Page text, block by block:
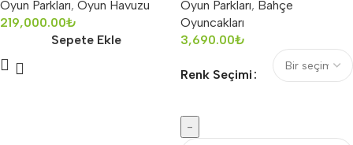
Oyun Parkları, Oyun Havuzu
219,000.00₺
Sepete Ekle
Oyun Parkları, Bahçe
Oyuncakları
3,690.00₺
Renk Seçimi
-